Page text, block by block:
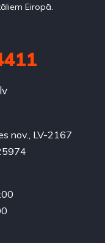
Eiropā.
nov., LV-2167